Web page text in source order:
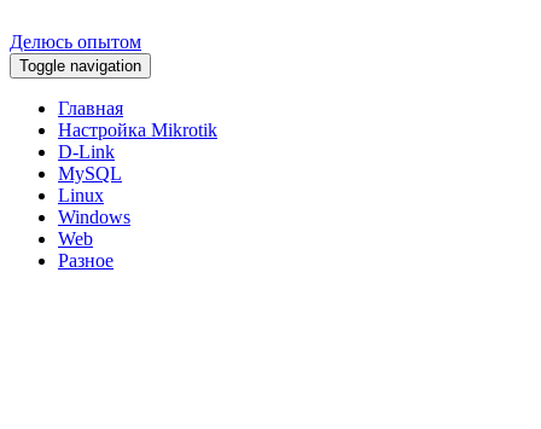
Делюсь опытом
Toggle navigation
Главная
Настройка Mikrotik
D-Link
MySQL
Linux
Windows
Web
Разное